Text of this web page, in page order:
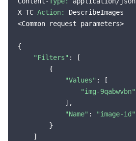
X-TC-Action:
DescribeImages
<Common request parameters>
{
"Filters" : [
        {
"Values" : [
"img-9qabwvbn"
            ],
"Name" :
"image-id"
        }
    ]